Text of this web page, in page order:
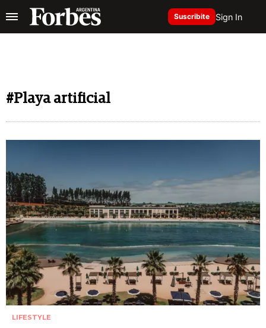
Suscribite Sign In
#Playa artificial
LIFESTYLE